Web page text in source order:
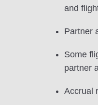
and
Partner
Some
partner
Accrual